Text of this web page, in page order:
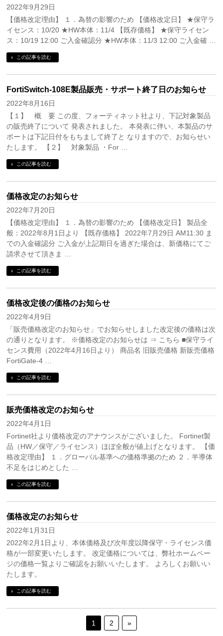
2022年9月29日
【価格改定理由】 １．為替の影響のため 【価格改定日】 ★保守ラ
イセンス：10/20 ★HW本体：11/4 【既存価格】 ★保守ライセン
ス：10/19 12:00 ご入金確認分 ★HW本体：11/3 12:00 ご入金確 …
この記事を読む
FortiSwitch-108E製品販売・サポート終了日のお知らせ
2022年8月16日
【１】 概 要 この度、フォーティネット社より、下記対象製品
の販売終了について 発表されました。 本発表に伴い、本製品のサ
ポートは下記日付をもちまして終了と なりますので、お知らせい
たします。 【２】 対象製品 ・For …
この記事を読む
価格改定のお知らせ
2022年7月20日
【価格改定理由】 １．為替の影響のため 【価格改定日】 製品全
般：2022年8月1日より 【既存価格】 2022年7月29日 AM11:30 ま
での入金確認分 ご入金が上記期日を過ぎた場合は、新価格にてご
請求させて頂きま …
この記事を読む
価格改定後の価格のお知らせ
2022年4月9日
「販売価格改定のお知らせ」でお知らせしました改定後の価格は次
の通りとなります。 ※価格改定のお知らせは ⇒ こちら ■保守ライ
センス費用（2022年4月16日より） 商品名 旧販売価格 新販売価格
FortiGate-4 …
この記事を読む
販売価格改定のお知らせ
2022年4月1日
Fortinet社より価格改定のアナウンスがございました。 Fortinet製
品（HW／保守／ライセンス）ほぼ全般が値上げとなります。 【価
格改定理由】 １．グローバル基準への価格準拠のため ２．半導体
不足をはじめとした …
この記事を読む
価格改定のお知らせ
2022年1月31日
2022年2月1日より、本体価格及び次年度以降保守・ライセンス価
格が一部変更いたします。 改定価格については、弊社ホームペー
ジの価格一覧よりご確認をお願いいたします。 よろしくお願いい
たします。
この記事を読む
1 2 »